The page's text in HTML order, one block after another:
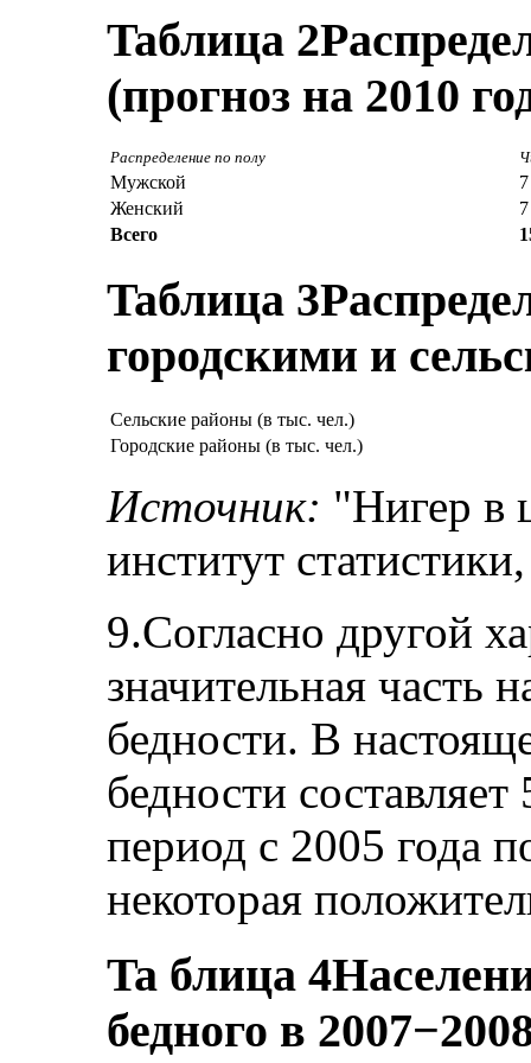
Taблица 2
(прогноз на 2010
Распределение по полу
Мужской
Женский
Всего
Taблица 3
городскими и
Сельские районы (в тыс. чел.)
Городские районы (в тыс. чел.)
Источник: "Нигер в
институт
9.Согласно другой
значительная часть
бедности. В
бедности
период с 2005 года
некоторая
Ta блица 4
бедного в